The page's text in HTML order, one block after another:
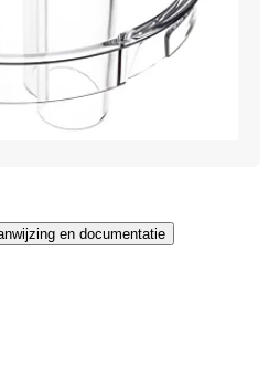
en documentatie